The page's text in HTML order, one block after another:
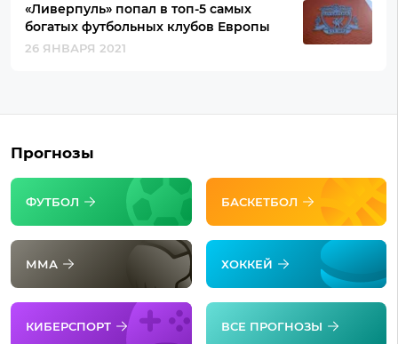
«Ливерпуль» попал в топ-5 самых
богатых футбольных клубов Европы
26 ЯНВАРЯ 2021
Прогнозы
ФУТБОЛ БАСКЕТБОЛ
ММА ХОККЕЙ
КИБЕРСПОРТ ВСЕ ПРОГНОЗЫ